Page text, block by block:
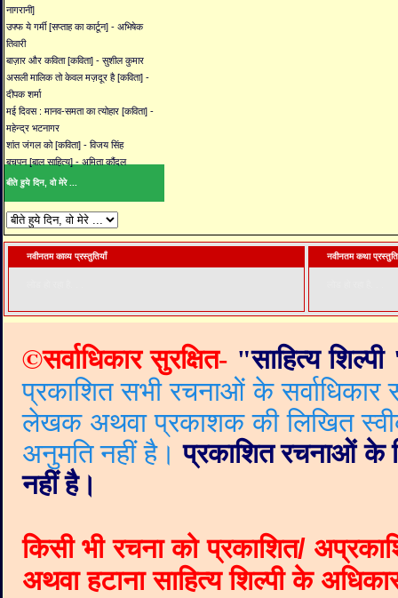
नागरानी]
उफ्फ ये गर्मी [सप्ताह का कार्टून] - अभिषेक
तिवारी
बाज़ार और कविता [कविता] - सुशील कुमार
असली मालिक तो केवल मज़दूर है [कविता] -
दीपक शर्मा
मई दिवस : मानव-समता का त्योहार [कविता] -
महेन्द्र भटनागर
शांत जंगल को [कविता] - विजय सिंह
बचपन [बाल साहित्य] - अमिता कौंदल
बीते हुये दिन, वो मेरे ...
नवीनतम काव्य प्रस्तुतियाँ नवीनतम कथा
©सर्वाधिकार सुरक्षित- "साहित्य शिल्पी
प्रकाशित सभी रचनाओं के
लेखक अथवा प्रकाशक की लिखित
अनुमति नहीं है। प्रकाशित रचनाओं के
नहीं है।
किसी भी रचना को प्रकाशित/
अथवा हटाना साहित्य शिल्पी के